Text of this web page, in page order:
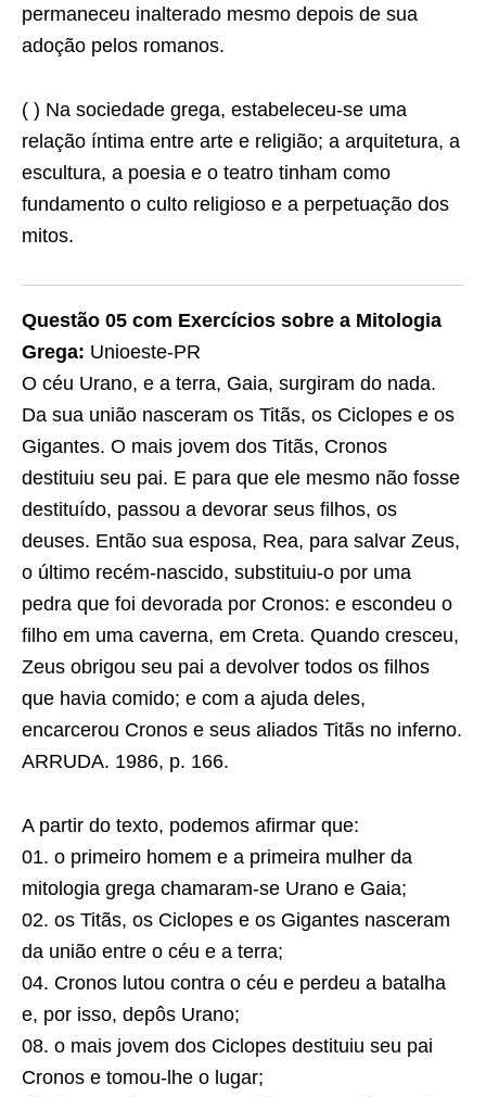
permaneceu inalterado mesmo depois de sua
adoção pelos romanos.
( ) Na sociedade grega, estabeleceu-se uma
relação íntima entre arte e religião; a arquitetura, a
escultura, a poesia e o teatro tinham como
fundamento o culto religioso e a perpetuação dos
mitos.
Questão 05 com Exercícios sobre a Mitologia
Grega: Unioeste-PR
O céu Urano, e a terra, Gaia, surgiram do nada.
Da sua união nasceram os Titãs, os Ciclopes e os
Gigantes. O mais jovem dos Titãs, Cronos
destituiu seu pai. E para que ele mesmo não fosse
destituído, passou a devorar seus filhos, os
deuses. Então sua esposa, Rea, para salvar Zeus,
o último recém-nascido, substituiu-o por uma
pedra que foi devorada por Cronos: e escondeu o
filho em uma caverna, em Creta. Quando cresceu,
Zeus obrigou seu pai a devolver todos os filhos
que havia comido; e com a ajuda deles,
encarcerou Cronos e seus aliados Titãs no inferno.
ARRUDA. 1986, p. 166.
A partir do texto, podemos afirmar que:
01. o primeiro homem e a primeira mulher da
mitologia grega chamaram-se Urano e Gaia;
02. os Titãs, os Ciclopes e os Gigantes nasceram
da união entre o céu e a terra;
04. Cronos lutou contra o céu e perdeu a batalha
e, por isso, depôs Urano;
08. o mais jovem dos Ciclopes destituiu seu pai
Cronos e tomou-lhe o lugar;